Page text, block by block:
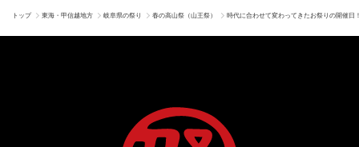
トップ 東海・甲信越地方 岐阜県の祭り 春の高山祭（山王祭） 時代に合わせて変わってきたお祭りの開催